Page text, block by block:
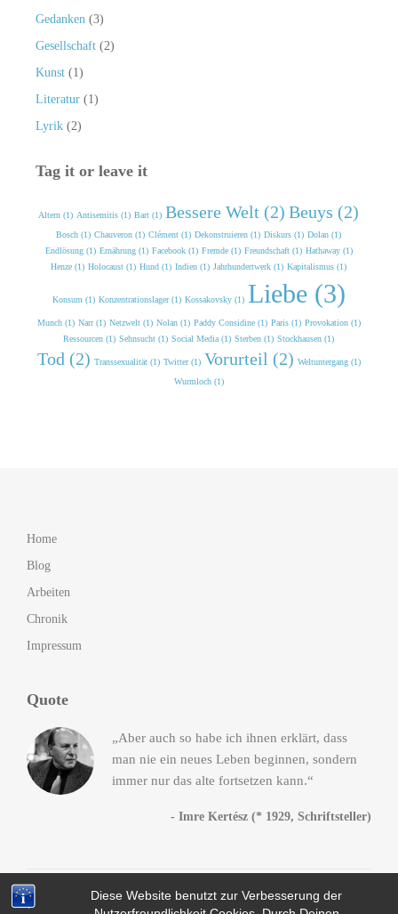
Diese Website benutzt zur Verbesserung der
Gedanken (3)
Gesellschaft(2)
Kunst(1)
Literatur(1)
Lyrik(2)
Tag it or leave it
Altern (1) Antisemitis (1) Bart (1) Bessere Welt (2) Beuys (2)
Bosch (1) Chauveron (1) Clément (1) Dekonstruieren (1) Diskurs (1) Dolan (1)
Endlösung (1) Ernährung (1) Facebook (1) Fremde (1) Freundschaft (1) Hathaway (1)
Henze (1) Holocaust (1) Hund (1) Indien (1) Jahrhundertwerk (1) Kapitalismus (1)
Konsum (1) Konzentrationslager (1) Kossakovsky (1) Liebe (3)
Munch (1) Narr (1) Netzwelt (1) Nolan (1) Paddy Considine (1) Paris (1) Provokation (1)
Ressourcen (1) Sehnsucht (1) Social Media (1) Sterben (1) Stockhausen (1)
Tod (2) Transsexualität (1) Twitter (1) Vorurteil (2) Weltuntergang (1)
Wurmloch (1)
Home
Blog
Arbeiten
Chronik
Impressum
Quote
„Aber auch so habe ich ihnen erklärt, dass
man nie ein neues Leben beginnen, sondern
immer nur das alte fortsetzen kann.“
- Imre Kertész (* 1929, Schriftsteller)
. All Rights Reserved, da Fuck!